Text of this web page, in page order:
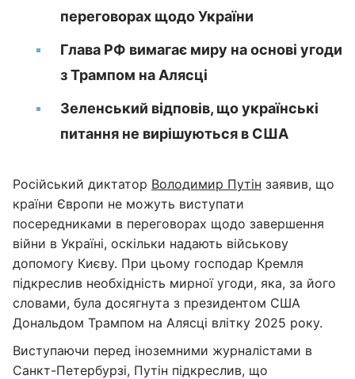
переговорах щодо України
Глава РФ вимагає миру на основі угоди
з Трампом на Алясці
Зеленський відповів, що українські
питання не вирішуються в США
Російський диктатор Володимир Путін заявив, що
країни Європи не можуть виступати
посередниками в переговорах щодо завершення
війни в Україні, оскільки надають військову
допомогу Києву. При цьому господар Кремля
підкреслив необхідність мирної угоди, яка, за його
словами, була досягнута з президентом США
Дональдом Трампом на Алясці влітку 2025 року.
Виступаючи перед іноземними журналістами в
Санкт-Петербурзі, Путін підкреслив, що